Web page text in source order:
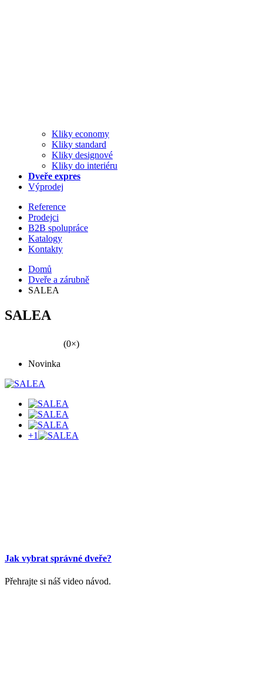
Kliky economy
Kliky standard
Kliky designové
Kliky do interiéru
Dveře expres
Výprodej
Reference
Prodejci
B2B spolupráce
Katalogy
Kontakty
Domů
Dveře a zárubně
SALEA
SALEA
(0×)
Novinka
+1
Jak vybrat správné dveře?
Přehrajte si náš video návod.